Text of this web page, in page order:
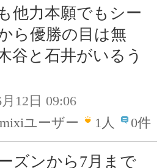
他力本願でもシー
ら優勝の目は無
谷と石井がいるう
12日 09:06
mixiユーザー
1人 0件
ズンから7月まで